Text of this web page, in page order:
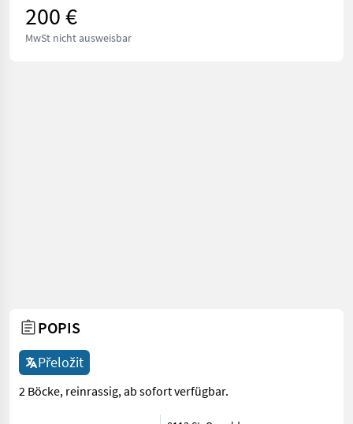
200 €
MwSt nicht ausweisbar
POPIS
Přeložit
2 Böcke, reinrassig, ab sofort verfügbar.